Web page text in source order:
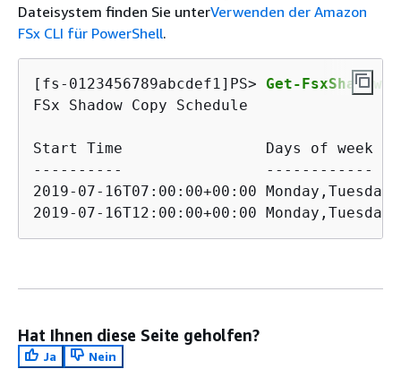
Dateisystem finden Sie unterVerwenden der Amazon
FSx CLI für PowerShell.
[fs-0123456789abcdef1]PS> Get-
FSx Shadow Copy Schedule
Start Time                Days of
----------                ------------
2019-07-16T07:00:00+00:00
Hat Ihnen diese Seite geholfen?
Ja
Nein